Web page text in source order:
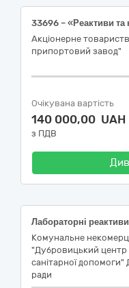
Акціонерне
припортовий завод"
Очікувана вартість
140 000,00 UAH
з ПДВ
Комунальне
"Дубровицький
санітарної допомоги"
ради